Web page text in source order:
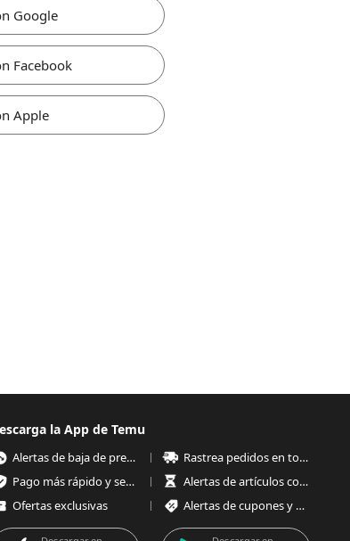
Google
Facebook
Apple
la App de Temu
Alertas de baja de precios
Rastrea pedidos en todo momento
Pago más rápido y seguro
Alertas de artículos con poco stock
Ofertas exclusivas
Alertas de cupones y ofertas